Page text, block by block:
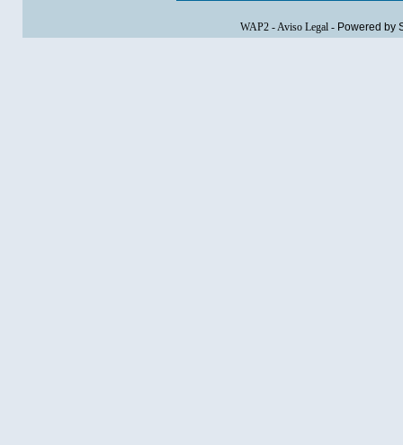
WAP2-Aviso Legal- Powered by